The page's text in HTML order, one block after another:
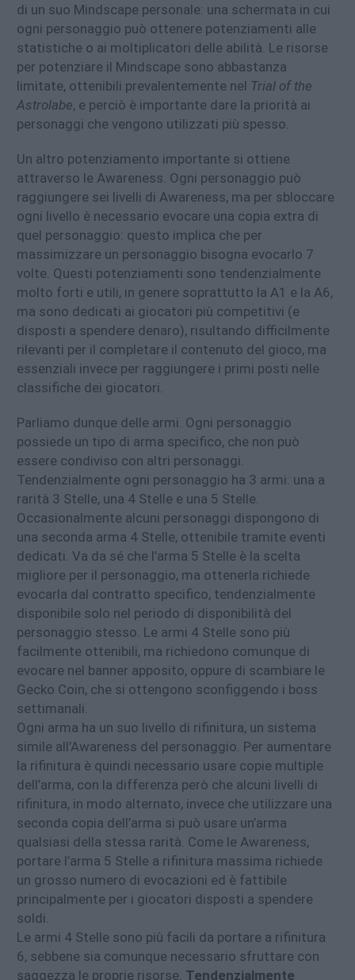
di un suo Mindscape personale: una schermata in cui
ogni personaggio può ottenere potenziamenti alle
statistiche o ai moltiplicatori delle abilità. Le risorse
per potenziare il Mindscape sono abbastanza
limitate, ottenibili prevalentemente nel Trial of the
Astrolabe, e perciò è importante dare la priorità ai
personaggi che vengono utilizzati più spesso.
Un altro potenziamento importante si ottiene
attraverso le Awareness. Ogni personaggio può
raggiungere sei livelli di Awareness, ma per sbloccare
ogni livello è necessario evocare una copia extra di
quel personaggio: questo implica che per
massimizzare un personaggio bisogna evocarlo 7
volte. Questi potenziamenti sono tendenzialmente
molto forti e utili, in genere soprattutto la A1 e la A6,
ma sono dedicati ai giocatori più competitivi (e
disposti a spendere denaro), risultando difficilmente
rilevanti per il completare il contenuto del gioco, ma
essenziali invece per raggiungere i primi posti nelle
classifiche dei giocatori.
Parliamo dunque delle armi. Ogni personaggio
possiede un tipo di arma specifico, che non può
essere condiviso con altri personaggi.
Tendenzialmente ogni personaggio ha 3 armi: una a
rarità 3 Stelle, una 4 Stelle e una 5 Stelle.
Occasionalmente alcuni personaggi dispongono di
una seconda arma 4 Stelle, ottenibile tramite eventi
dedicati. Va da sé che l’arma 5 Stelle è la scelta
migliore per il personaggio, ma ottenerla richiede
evocarla dal contratto specifico, tendenzialmente
disponibile solo nel periodo di disponibilità del
personaggio stesso. Le armi 4 Stelle sono più
facilmente ottenibili, ma richiedono comunque di
evocare nel banner apposito, oppure di scambiare le
Gecko Coin, che si ottengono sconfiggendo i boss
settimanali.
Ogni arma ha un suo livello di rifinitura, un sistema
simile all’Awareness del personaggio. Per aumentare
la rifinitura è quindi necessario usare copie multiple
dell’arma, con la differenza però che alcuni livelli di
rifinitura, in modo alternato, invece che utilizzare una
seconda copia dell’arma si può usare un’arma
qualsiasi della stessa rarità. Come le Awareness,
portare l’arma 5 Stelle a rifinitura massima richiede
un grosso numero di evocazioni ed è fattibile
principalmente per i giocatori disposti a spendere
soldi.
Le armi 4 Stelle sono più facili da portare a rifinitura
6, sebbene sia comunque necessario sfruttare con
saggezza le proprie risorse. Tendenzialmente